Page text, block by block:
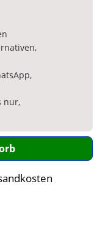
nur,